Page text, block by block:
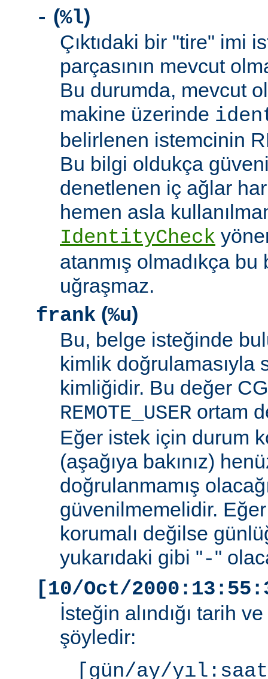
- (%l)
Çıktıdaki bir "tire" imi
parçasının mevcut
Bu durumda, mevcut
makine üzerinde
belirlenen istemcinin
Bu bilgi oldukça
denetlenen iç ağlar
hemen asla
IdentityCheck
atanmış olmadıkça
uğraşmaz.
frank (%u)
Bu, belge isteğinde
kimlik doğrulamasıyla
kimliğidir. Bu değer
REMOTE_USER ortam
Eğer istek için durum
(aşağıya bakınız)
doğrulanmamış
güvenilmemelidir.
korumalı değilse
yukarıdaki gibi "-"
[10/Oct/
İsteğin alındığı tarih
şöyledir:
[gün/ay/